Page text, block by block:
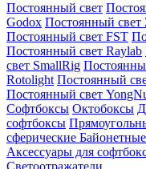
Постоянный свет
Godox Постоянный свет
Постоянный свет FST
Постоянный свет Raylab
свет SmallRig
Rotolight Постоянный
Постоянный свет
Софтбоксы Октобоксы
софтбоксы
сферические
Аксессуары для
Светоотражатели